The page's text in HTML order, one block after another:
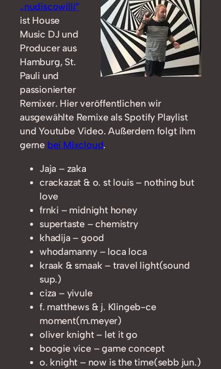
„nudiscowilli“
ist House
Music DJ und
Producer aus
Hamburg, St.
Pauli und
passionierter
Remixer. Hier veröffentlichen wir
ausgewählte Remixe als Spotify Playlist
und Youtube Video. Außerdem folgt ihm
gerne bei Mixcloud.
Jaja – zaka
crackazat & o. st louis – nothing but
love
frnki – midnight honey
supertaste – chemistry
khadija – good
whodamanny – loca loca
kraak & smaak – travel light(sound
sup.)
ciza – yivule
f. matthews & j. Klingeb-ce
moment(m.meyer)
oliver knight – let it go
boogie vice – game concept
o. knight – now is the time(sebb jun.)